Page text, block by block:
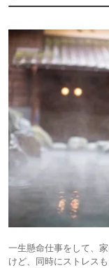
一生懸命仕事をして、
けど、同時にストレス